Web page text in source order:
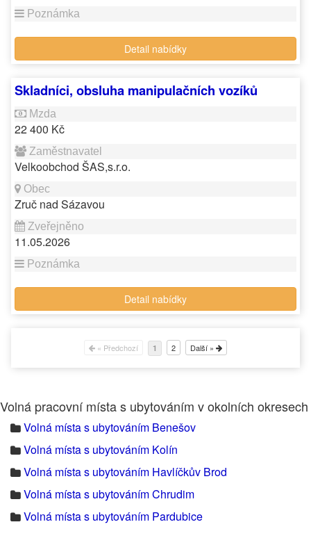
Detail nabídky
Skladníci, obsluha manipulačních vozíků
22 400 Kč
Velkoobchod ŠAS,s.r.o.
Zruč nad Sázavou
11.05.2026
Detail nabídky
« Předchozí 1 2 Další »
Volná pracovní místa s ubytováním v okolních okresech
Volná místa s ubytováním Benešov
Volná místa s ubytováním Kolín
Volná místa s ubytováním Havlíčkův Brod
Volná místa s ubytováním Chrudim
Volná místa s ubytováním Pardubice